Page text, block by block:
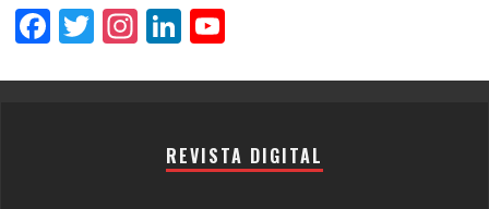
Facebook
Twitter
Instagram
LinkedIn
REVISTA DIGITAL